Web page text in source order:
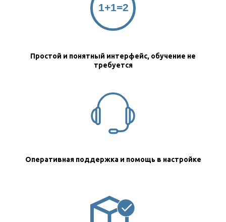
Простой и понятный интерфейс, обучение не
требуется
Оперативная поддержка и помощь в настройке